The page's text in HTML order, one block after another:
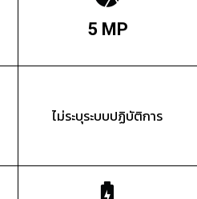
5 MP
ไม่ระบุระบบปฏิบัติการ